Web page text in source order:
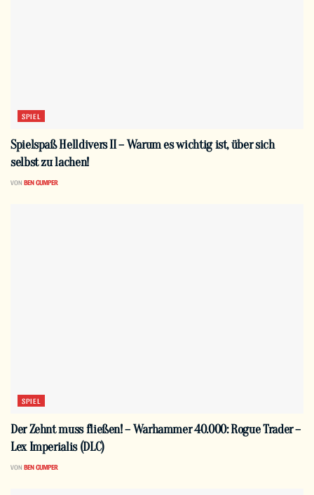
SPIEL
Spielspaß Helldivers II – Warum es wichtig ist, über sich
selbst zu lachen!
VON BEN GUMPER
SPIEL
Der Zehnt muss fließen! – Warhammer 40.000: Rogue Trader –
Lex Imperialis (DLC)
VON BEN GUMPER